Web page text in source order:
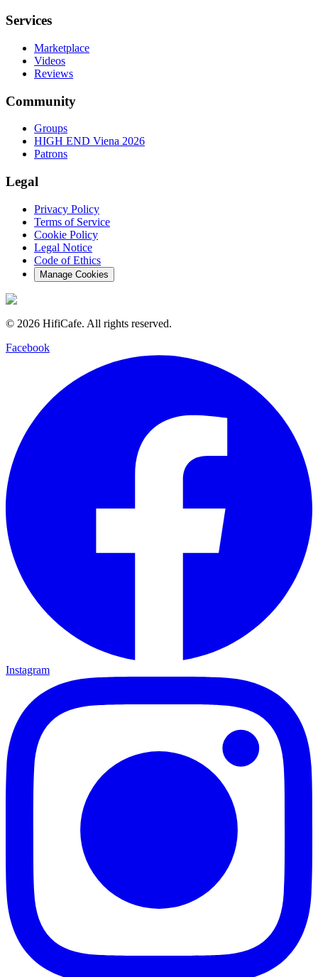
Services
Marketplace
Videos
Reviews
Community
Groups
HIGH END Viena 2026
Patrons
Legal
Privacy Policy
Terms of Service
Cookie Policy
Legal Notice
Code of Ethics
Manage Cookies
© 2026 HifiCafe. All rights reserved.
Facebook
Instagram